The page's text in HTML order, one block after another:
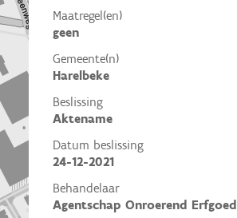
Maatregel(en)
geen
Gemeente(n)
Harelbeke
Beslissing
Aktename
Datum beslissing
24-12-2021
Behandelaar
Agentschap Onroerend Erfgoed